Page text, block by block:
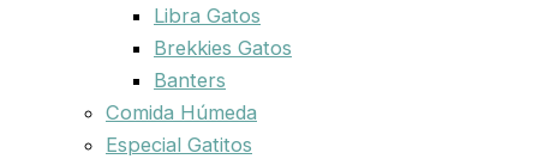
Libra Gatos
Brekkies Gatos
Banters
Comida Húmeda
Especial Gatitos